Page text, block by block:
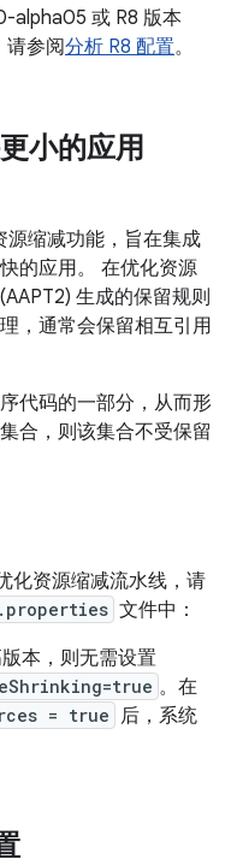
alpha05 或 R8 版本
请参阅分析 R8 配置。
小的应用
源缩减功能，旨在集成
的应用。 在优化资源
生成的保留规则
，通常会保留相互引用
代码的一部分，从而形
合，则该集合不受保留
化资源缩减流水线，请
文件中：
本，则无需设置
。在
= true 后，系统